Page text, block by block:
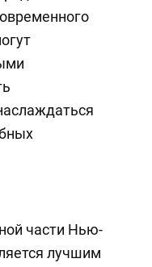
части Нью-
лучшим